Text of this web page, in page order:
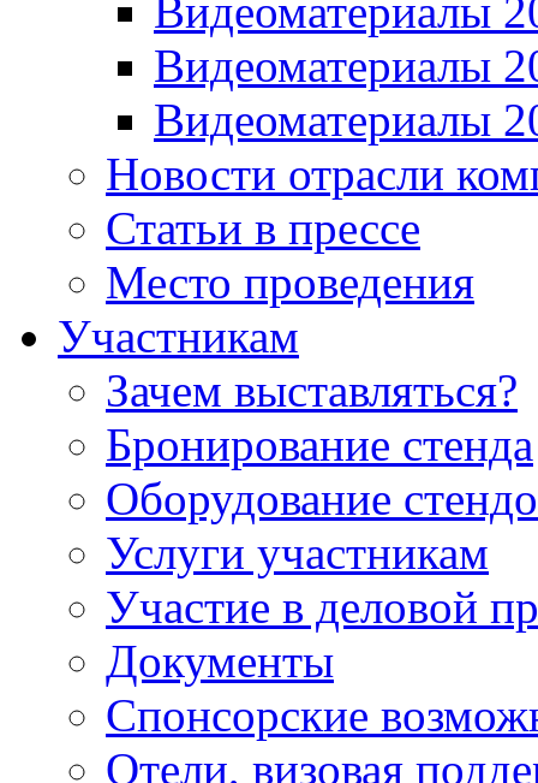
Видеоматериалы
Видеоматериалы
Видеоматериалы
Новости отрасли
Статьи в прессе
Место проведения
Участникам
Зачем выставляться?
Бронирование стенда
Оборудование
Услуги участникам
Участие в деловой
Документы
Спонсорские
Отели, визовая